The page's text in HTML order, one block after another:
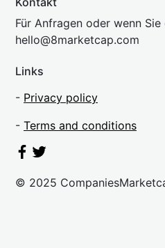
Für Anfragen oder wenn
hello@8marketcap.com
Links
- Privacy policy
- Terms and conditions
© 2025